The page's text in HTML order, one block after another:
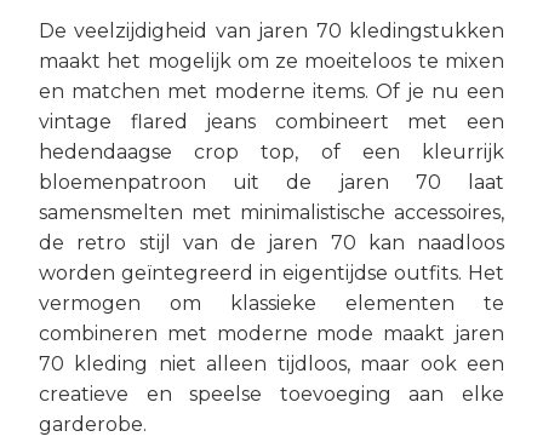
De veelzijdigheid van jaren 70 kledingstukken
maakt het mogelijk om ze moeiteloos te mixen
en matchen met moderne items. Of je nu een
vintage flared jeans combineert met een
hedendaagse crop top, of een kleurrijk
bloemenpatroon uit de jaren 70 laat
samensmelten met minimalistische accessoires,
de retro stijl van de jaren 70 kan naadloos
worden geïntegreerd in eigentijdse outfits. Het
vermogen om klassieke elementen te
combineren met moderne mode maakt jaren
70 kleding niet alleen tijdloos, maar ook een
creatieve en speelse toevoeging aan elke
garderobe.